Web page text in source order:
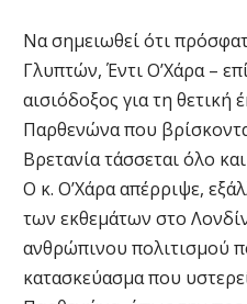
Να σημειωθεί ότι
Γλυπτών, Έντι Ο’Χάρα –
αισιόδοξος για τη
Παρθενώνα που
Βρετανία τάσσεται όλο
Ο κ. Ο’Χάρα απέρριψε,
των εκθεμάτων στο
ανθρώπινου πολιτισμού
κατασκεύασμα που